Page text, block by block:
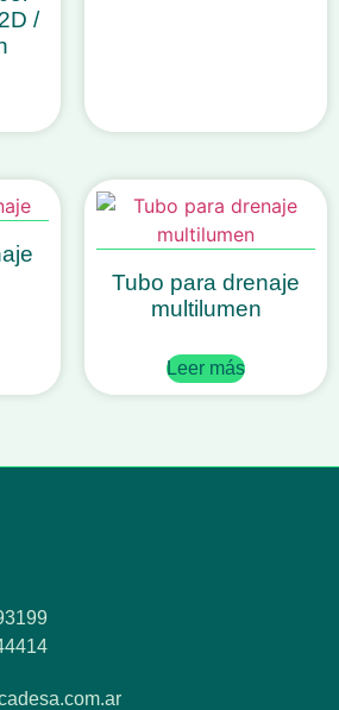
/
Tubo para drenaje
multilumen
Leer más